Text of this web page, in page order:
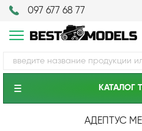
097 677 68 77
КАТАЛОГ
АДЕПТУС